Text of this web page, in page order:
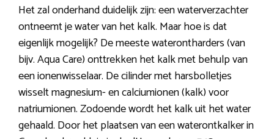
Het zal onderhand duidelijk zijn: een waterverzachter
ontneemt je water van het kalk. Maar hoe is dat
eigenlijk mogelijk? De meeste waterontharders (van
bijv. Aqua Care) onttrekken het kalk met behulp van
een ionenwisselaar. De cilinder met harsbolletjes
wisselt magnesium- en calciumionen (kalk) voor
natriumionen. Zodoende wordt het kalk uit het water
gehaald. Door het plaatsen van een waterontkalker in